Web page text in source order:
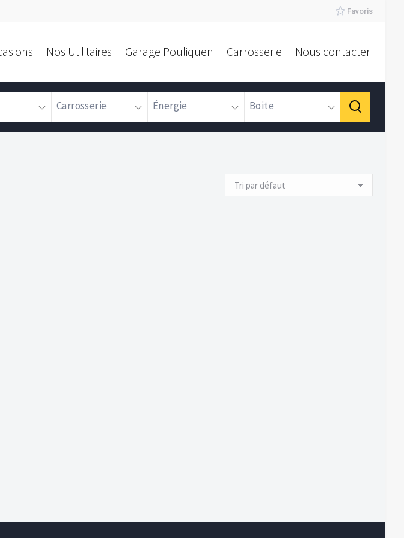
Favoris
Nos Utilitaires Garage Pouliquen Carrosserie Nous contacter
Carrosserie Énergie Boite